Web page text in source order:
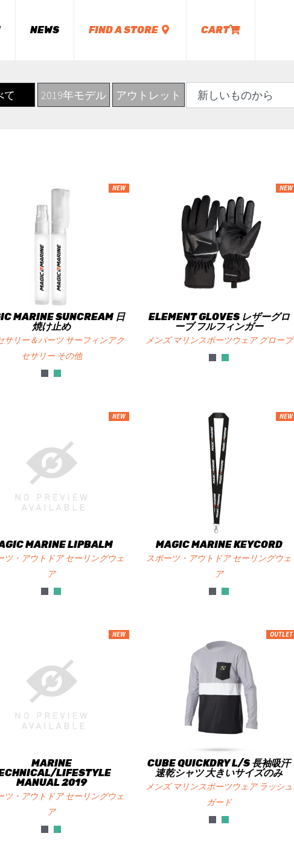
NEWS FIND A STORE CART
て 2019年モデル アウトレット
NEW
MARINE SUNCREAM 日
焼け止め
サリー＆パーツ サーフィンアク
セサリー その他
NEW
ELEMENT GLOVES レザーグロ
ーブ フルフィンガー
メンズ マリンスポーツウェア グローブ
NEW
MARINE LIPBALM
ツ・アウトドア セーリングウェ
ア
NEW
MAGIC MARINE KEYCORD
スポーツ・アウトドア セーリングウェ
ア
NEW
MARINE
LIFESTYLE
MANUAL 2019
ツ・アウトドア セーリングウェ
ア
OUTLET
CUBE QUICKDRY L/S 長袖吸汗
速乾シャツ 大きいサイズのみ
メンズ マリンスポーツウェア ラッシュ
ガード